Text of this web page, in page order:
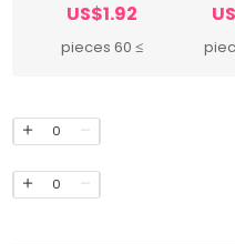
US$1.92
≥ 60 pieces
0
0